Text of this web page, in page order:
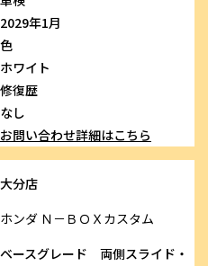
2029年1月
色
ホワイト
修復歴
なし
お問い合わせ詳細はこちら
大分店
ホンダ Ｎ－ＢＯＸカスタム
ベースグレード 両側スライド・